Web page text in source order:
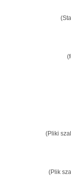
(Pliki
(Plik